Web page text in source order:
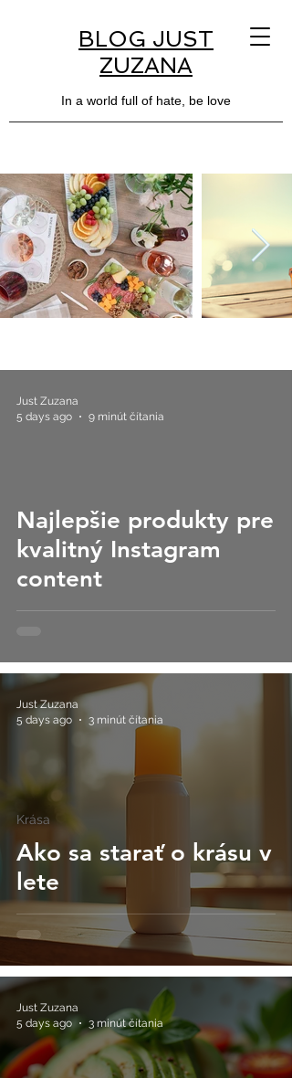
BLOG JUST
ZUZANA
In a world full of hate, be love
Najlepšie produkty pre
kvalitný Instagram
content
Just Zuzana
5 days ago
9 minút čítania
Ako sa starať o krásu v
lete
Krása
Just Zuzana
5 days ago
3 minút čítania
Just Zuzana
5 days ago
3 minút čítania